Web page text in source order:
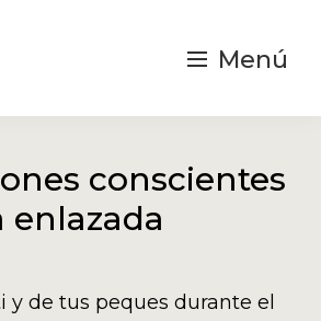
Menú
conscientes
enlazada
y de tus peques durante el